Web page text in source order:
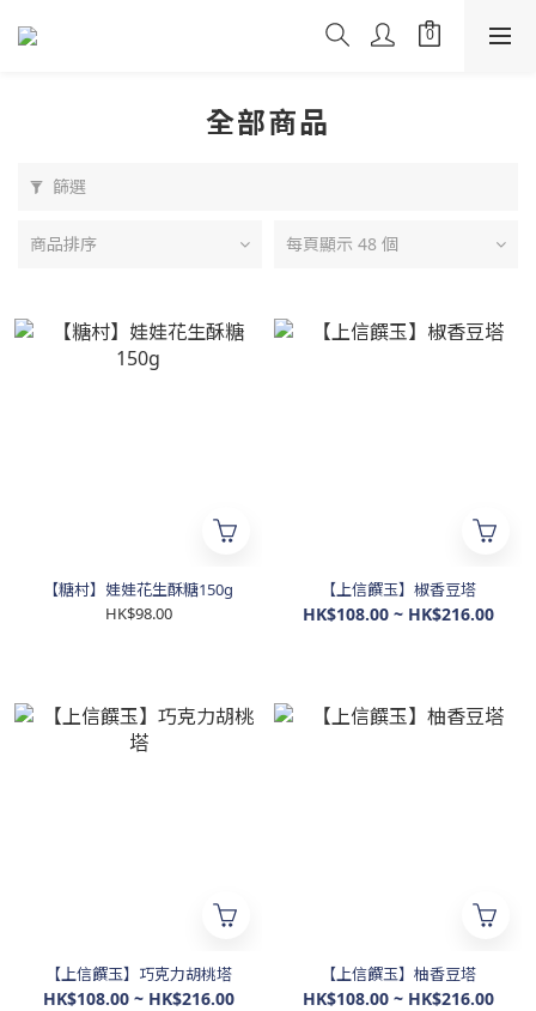
全部商品
篩選
商品排序 每頁顯示 48 個
【糖村】娃娃花生酥糖150g
HK$98.00
【上信饌玉】椒香豆塔
HK$108.00 ~ HK$216.00
【上信饌玉】巧克力胡桃塔
HK$108.00 ~ HK$216.00
【上信饌玉】柚香豆塔
HK$108.00 ~ HK$216.00